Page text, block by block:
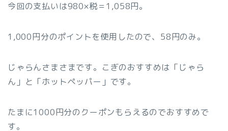
今回の支払いは980×税＝1,058円。
1,000円分のポイントを使用したので、58円のみ。
じゃらんさまさまです。こぎのおすすめは「じゃら
ん」と「ホットペッパー」です。
たまに1000円分のクーポンもらえるのでおすすめで
す。